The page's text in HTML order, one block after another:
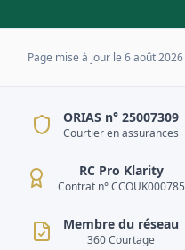
Page mise à jour le 6 août 2026
ORIAS n° 25007309
Courtier en assurances
RC Pro Klarity
Contrat n° CCOUK000785
Membre du réseau
360 Courtage